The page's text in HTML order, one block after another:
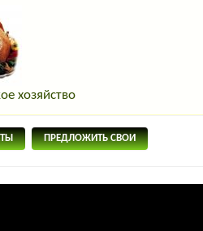
хозяйство
ПРЕДЛОЖИТЬ СВОИ